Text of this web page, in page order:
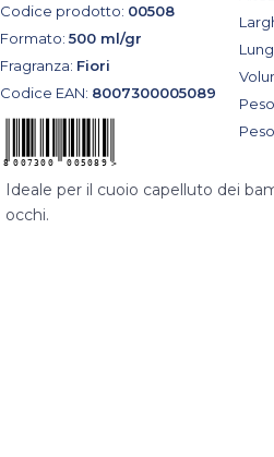
Codice prodotto: 00508
Formato:500 ml/gr
Fragranza: Fiori
Codice EAN: 8007300005089
Ideale per il cuoio capelluto dei
occhi.